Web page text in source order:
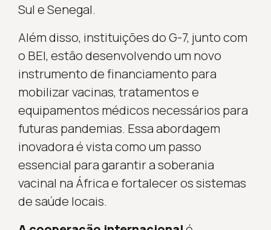
Sul e Senegal.
Além disso, instituições do G-7, junto com
o BEI, estão desenvolvendo um novo
instrumento de financiamento para
mobilizar vacinas, tratamentos e
equipamentos médicos necessários para
futuras pandemias. Essa abordagem
inovadora é vista como um passo
essencial para garantir a soberania
vacinal na África e fortalecer os sistemas
de saúde locais.